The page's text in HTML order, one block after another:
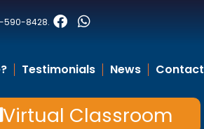
590-8428.
Testimonials News Contact
Virtual Classroom